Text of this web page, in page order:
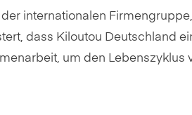
internationalen
dass Kiloutou Deutschland
um den Lebenszyklus